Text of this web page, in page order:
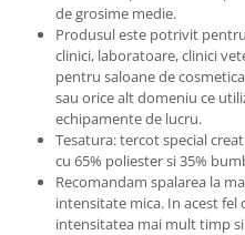
de grosime medie.
Produsul este potrivit
clinici, laboratoare, clinici
pentru saloane de
sau orice alt domeniu ce
echipamente de lucru.
Tesatura: tercot special
cu 65% poliester si 35%
Recomandam spalarea la
intensitate mica. In acest fel
intensitatea mai mult timp